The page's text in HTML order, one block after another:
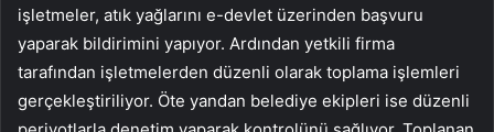
işletmeler, atık yağlarını e-devlet üzerinden başvuru
yaparak bildirimini yapıyor. Ardından yetkili firma
tarafından işletmelerden düzenli olarak toplama işlemleri
gerçekleştiriliyor. Öte yandan belediye ekipleri ise düzenli